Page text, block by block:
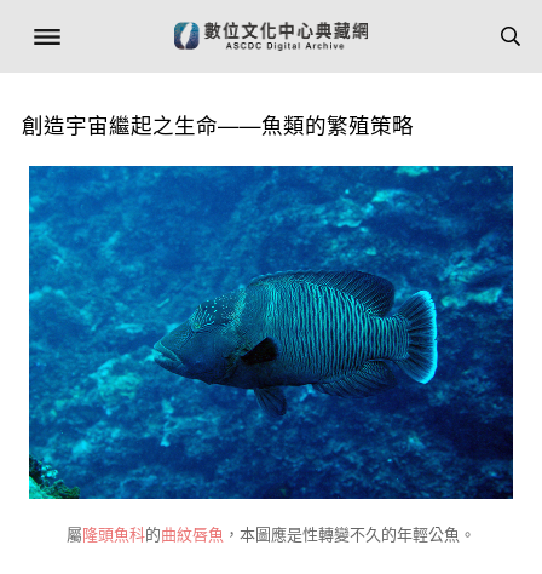
創造宇宙繼起之生命——魚類的繁殖策略
屬隆頭魚科的曲紋唇魚 ，本圖應是性轉變不久的年輕公魚。